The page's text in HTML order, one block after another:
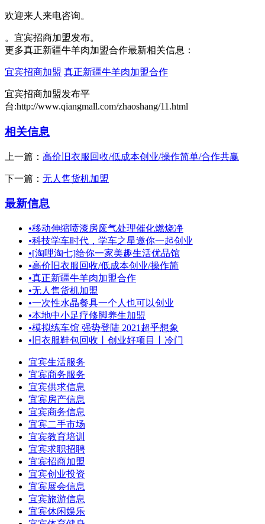
欢迎来人来电咨询。
。宜宾招商加盟发布。
更多真正新疆牛羊肉加盟合作最新相关信息：
宜宾招商加盟 真正新疆牛羊肉加盟合作
宜宾招商加盟发布平
台:http://www.qiangmall.com/zhaoshang/11.html
相关信息
上一篇： 高价旧衣服回收/低成本创业/操作简单/合作共赢
下一篇： 无人售货机加盟
最新信息
•移动伸缩喷漆房废气处理催化燃烧净
•科技学车时代，学车之星邀你一起创业
•[淘哩淘七]给你一家美趣生活优品馆
•高价旧衣服回收/低成本创业/操作简
•真正新疆牛羊肉加盟合作
•无人售货机加盟
•一次性水晶餐具一个人也可以创业
•本地中小足疗修脚养生加盟
•模拟练车馆 强势登陆 2021超乎想象
• 旧衣服鞋包回收丨创业好项目丨冷门
宜宾生活服务
宜宾商务服务
宜宾供求信息
宜宾房产信息
宜宾商务信息
宜宾二手市场
宜宾教育培训
宜宾求职招聘
宜宾招商加盟
宜宾创业投资
宜宾展会信息
宜宾旅游信息
宜宾休闲娱乐